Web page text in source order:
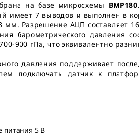
на базе микросхемы BMP180
имеет 7 выводов и выполнен в
мм. Разрешение АЦП составляет
барометрического давления
900 гПа, что эквивалентно
давления поддерживает
подключать датчик к
питания 5 В